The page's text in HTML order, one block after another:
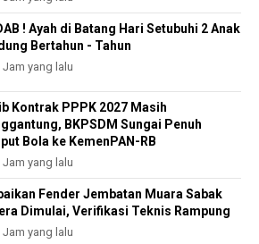
! Ayah di Batang Hari Setubuhi 2 Anak
Bertahun - Tahun
Jam yang lalu
Kontrak PPPK 2027 Masih
BKPSDM Sungai Penuh
Bola ke KemenPAN-RB
Jam yang lalu
Fender Jembatan Muara Sabak
Dimulai, Verifikasi Teknis Rampung
Jam yang lalu